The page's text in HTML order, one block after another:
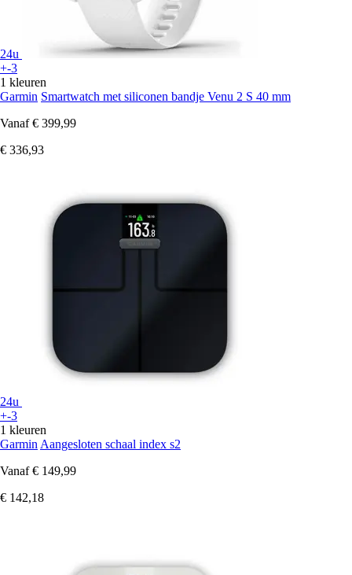
24u
+-3
1 kleuren
Garmin Smartwatch met siliconen bandje Venu 2 S 40 mm
Vanaf € 399,99
€ 336,93
24u
+-3
1 kleuren
Garmin Aangesloten schaal index s2
Vanaf € 149,99
€ 142,18